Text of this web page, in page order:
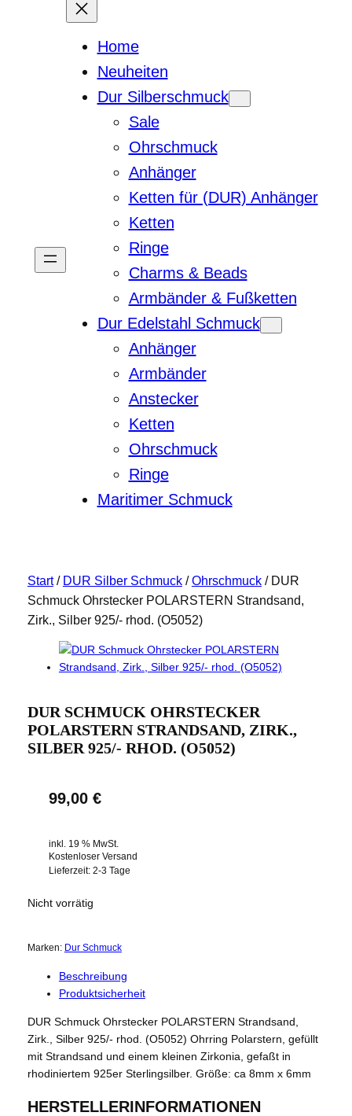
Home
Neuheiten
Dur Silberschmuck
Sale
Ohrschmuck
Anhänger
Ketten für (DUR) Anhänger
Ketten
Ringe
Charms & Beads
Armbänder & Fußketten
Dur Edelstahl Schmuck
Anhänger
Armbänder
Anstecker
Ketten
Ohrschmuck
Ringe
Maritimer Schmuck
Start/ DUR Silber Schmuck/Ohrschmuck/ DUR
Schmuck Ohrstecker POLARSTERN Strandsand,
Zirk., Silber 925/- rhod. (O5052)
DUR SCHMUCK OHRSTECKER
POLARSTERN STRANDSAND, ZIRK.,
SILBER 925/- RHOD. (O5052)
99,00 €
inkl. 19 % MwSt.
Kostenloser Versand
Lieferzeit: 2-3 Tage
Nicht vorrätig
Marken: Dur Schmuck
Beschreibung
Produktsicherheit
DUR Schmuck Ohrstecker POLARSTERN Strandsand,
Zirk., Silber 925/- rhod. (O5052) Ohrring Polarstern, gefüllt
mit Strandsand und einem kleinen Zirkonia, gefaßt in
rhodiniertem 925er Sterlingsilber. Größe: ca 8mm x 6mm
HERSTELLERINFORMATIONEN